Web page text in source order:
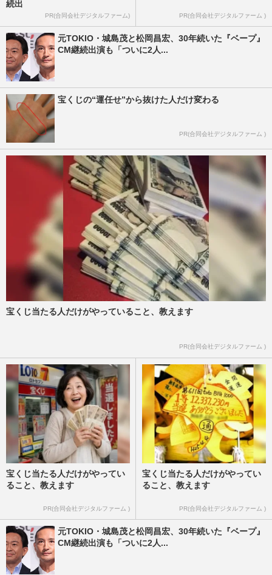
続出
PR(合同会社デジタルファーム) PR(合同会社デジタルファーム )
元TOKIO・城島茂と松岡昌宏、30年続いた『ベープ』
CM継続出演も「ついに2人...
宝くじの“運任せ”から抜けた人だけ変わる
PR(合同会社デジタルファーム )
宝くじ当たる人だけがやっていること、教えます
PR(合同会社デジタルファーム )
宝くじ当たる人だけがやってい
ること、教えます
PR(合同会社デジタルファーム )
宝くじ当たる人だけがやってい
ること、教えます
PR(合同会社デジタルファーム )
元TOKIO・城島茂と松岡昌宏、30年続いた『ベープ』
CM継続出演も「ついに2人...